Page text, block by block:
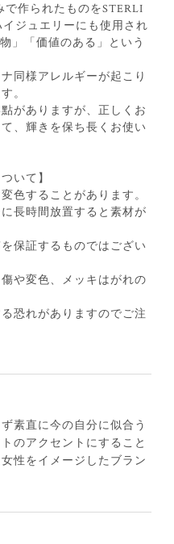
作られたものをSTERLI
ジュエリーにも使用され
」「価値のある」という
同様アレルギーが起こり
。
がありますが、正しくお
、輝きを保ち長くお使い
いて】
色することがあります。
長時間放置すると素材が
保証するものではござい
や変色、メッキはがれの
恐れがありますのでご注
素直に今の自分に似合う
のアクセントにすること
性をイメージしたブラン